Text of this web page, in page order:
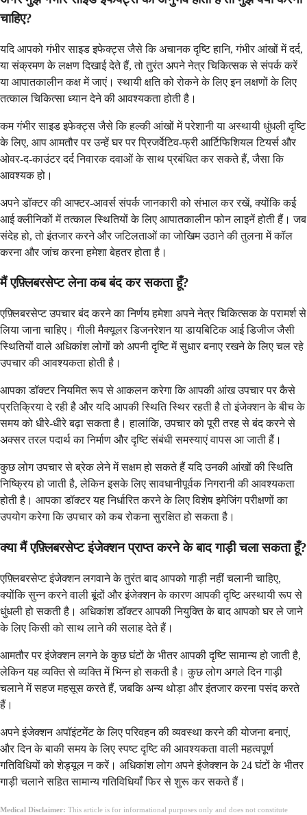
चाहिए?
यदि आपको गंभीर साइड इफेक्ट्स जैसे कि अचानक दृष्टि हानि, गंभीर आंखों में दर्द,
या संक्रमण के लक्षण दिखाई देते हैं, तो तुरंत अपने नेत्र चिकित्सक से संपर्क करें
या आपातकालीन कक्ष में जाएं। स्थायी क्षति को रोकने के लिए इन लक्षणों के लिए
तत्काल चिकित्सा ध्यान देने की आवश्यकता होती है।
कम गंभीर साइड इफेक्ट्स जैसे कि हल्की आंखों में परेशानी या अस्थायी धुंधली दृष्टि
के लिए, आप आमतौर पर उन्हें घर पर प्रिजर्वेटिव-फ्री आर्टिफिशियल टियर्स और
ओवर-द-काउंटर दर्द निवारक दवाओं के साथ प्रबंधित कर सकते हैं, जैसा कि
आवश्यक हो।
अपने डॉक्टर की आफ्टर-आवर्स संपर्क जानकारी को संभाल कर रखें, क्योंकि कई
आई क्लीनिकों में तत्काल स्थितियों के लिए आपातकालीन फोन लाइनें होती हैं। जब
संदेह हो, तो इंतजार करने और जटिलताओं का जोखिम उठाने की तुलना में कॉल
करना और जांच करना हमेशा बेहतर होता है।
मैं एफ़्लिबरसेप्ट लेना कब बंद कर सकता हूँ?
एफ़्लिबरसेप्ट उपचार बंद करने का निर्णय हमेशा अपने नेत्र चिकित्सक के परामर्श से
लिया जाना चाहिए। गीली मैक्यूलर डिजनरेशन या डायबिटिक आई डिजीज जैसी
स्थितियों वाले अधिकांश लोगों को अपनी दृष्टि में सुधार बनाए रखने के लिए चल रहे
उपचार की आवश्यकता होती है।
आपका डॉक्टर नियमित रूप से आकलन करेगा कि आपकी आंख उपचार पर कैसे
प्रतिक्रिया दे रही है और यदि आपकी स्थिति स्थिर रहती है तो इंजेक्शन के बीच के
समय को धीरे-धीरे बढ़ा सकता है। हालांकि, उपचार को पूरी तरह से बंद करने से
अक्सर तरल पदार्थ का निर्माण और दृष्टि संबंधी समस्याएं वापस आ जाती हैं।
कुछ लोग उपचार से ब्रेक लेने में सक्षम हो सकते हैं यदि उनकी आंखों की स्थिति
निष्क्रिय हो जाती है, लेकिन इसके लिए सावधानीपूर्वक निगरानी की आवश्यकता
होती है। आपका डॉक्टर यह निर्धारित करने के लिए विशेष इमेजिंग परीक्षणों का
उपयोग करेगा कि उपचार को कब रोकना सुरक्षित हो सकता है।
क्या मैं एफ़्लिबरसेप्ट इंजेक्शन प्राप्त करने के बाद गाड़ी चला सकता हूँ?
एफ़्लिबरसेप्ट इंजेक्शन लगवाने के तुरंत बाद आपको गाड़ी नहीं चलानी चाहिए,
क्योंकि सुन्न करने वाली बूंदों और इंजेक्शन के कारण आपकी दृष्टि अस्थायी रूप से
धुंधली हो सकती है। अधिकांश डॉक्टर आपकी नियुक्ति के बाद आपको घर ले जाने
के लिए किसी को साथ लाने की सलाह देते हैं।
आमतौर पर इंजेक्शन लगने के कुछ घंटों के भीतर आपकी दृष्टि सामान्य हो जाती है,
लेकिन यह व्यक्ति से व्यक्ति में भिन्न हो सकती है। कुछ लोग अगले दिन गाड़ी
चलाने में सहज महसूस करते हैं, जबकि अन्य थोड़ा और इंतजार करना पसंद करते
हैं।
अपने इंजेक्शन अपॉइंटमेंट के लिए परिवहन की व्यवस्था करने की योजना बनाएं,
और दिन के बाकी समय के लिए स्पष्ट दृष्टि की आवश्यकता वाली महत्वपूर्ण
गतिविधियों को शेड्यूल न करें। अधिकांश लोग अपने इंजेक्शन के 24 घंटों के भीतर
गाड़ी चलाने सहित सामान्य गतिविधियाँ फिर से शुरू कर सकते हैं।
Medical Disclaimer: This article is for informational purposes only and does not constitute